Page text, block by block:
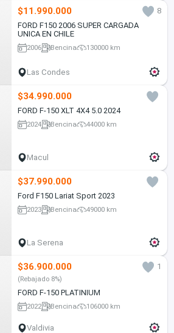
$11.990.000
8
FORD F150 2006 SUPER CARGADA
UNICA EN CHILE
2006 Bencina 130000 km
Las Condes
$34.990.000
FORD F-150 XLT 4X4 5.0 2024
2024 Bencina 44000 km
Macul
$37.990.000
Ford F150 Lariat Sport 2023
2023 Bencina 49000 km
La Serena
$36.900.000 1
(Rebajado 8%)
FORD F-150 PLATINIUM
2022 Bencina 106000 km
Valdivia